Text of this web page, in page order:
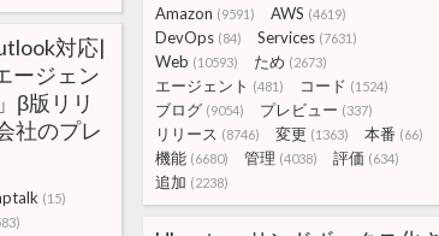
Amazon (9591) AWS (4619)
DevOps (84) Services (7631)
Web (10593) ため (2673)
エージェント (481) コード (1524)
ブログ (9054) プレビュー (337)
リリース (8746) 変更 (1363) 本番 (66)
機能 (6680) 管理 (4038) 評価 (634)
追加 (2238)
対応|
ージェン
β版リリ
社のプレ
(15)